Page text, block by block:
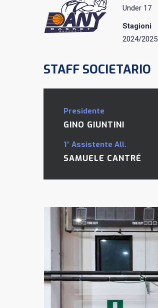
Under 17
Stagioni
2024/2025
STAFF SOCIETARIO
Presidente
GINO GIUNTINI
1° Assistente All.
SAMUELE CANTRÉ